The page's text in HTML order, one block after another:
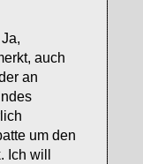
auch
an
um den
will